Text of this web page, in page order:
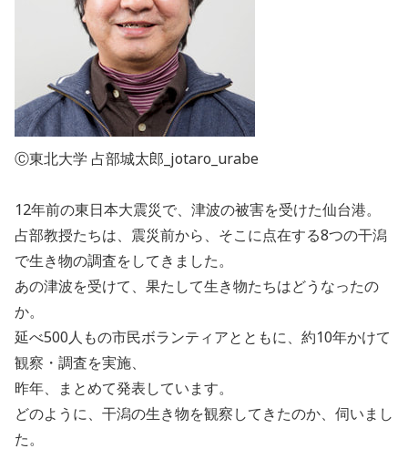
Ⓒ東北大学 占部城太郎_jotaro_urabe
12年前の東日本大震災で、津波の被害を受けた仙台港。
占部教授たちは、震災前から、そこに点在する8つの干潟
で生き物の調査をしてきました。
あの津波を受けて、果たして生き物たちはどうなったの
か。
延べ500人もの市民ボランティアとともに、約10年かけて
観察・調査を実施、
昨年、まとめて発表しています。
どのように、干潟の生き物を観察してきたのか、伺いまし
た。